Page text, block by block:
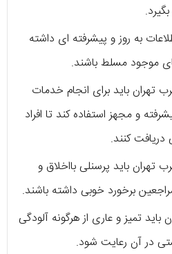
به روز و پیشرفته ای داشته
موجود مسلط باشند.
تهران باید برای انجام خدمات
و مجهز استفاده کند تا افراد
دریافت کنند.
تهران باید پرسنلی بااخلاق و
برخورد خوبی داشته باشند.
باید تمیز و عاری از هرگونه آلودگی
در آن رعایت شود.